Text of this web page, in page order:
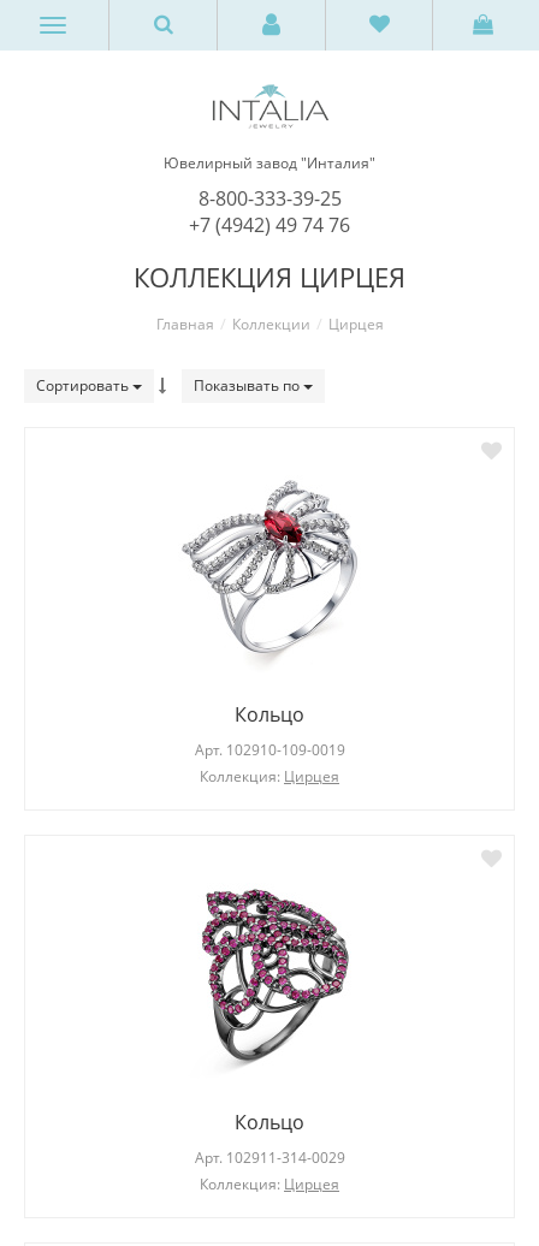
Ювелирный завод "Инталия"
8-800-333-39-25
+7 (4942) 49 74 76
КОЛЛЕКЦИЯ ЦИРЦЕЯ
Главная Коллекции Цирцея
Сортировать Показывать по
Кольцо
Арт. 102910-109-0019
Коллекция: Цирцея
Кольцо
Арт. 102911-314-0029
Коллекция: Цирцея